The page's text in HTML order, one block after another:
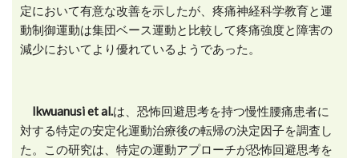
定において有意な改善を示したが、疼痛神経科学教育と運
動制御運動は集団ベース運動と比較して疼痛強度と障害の
減少においてより優れているようであった。
Ikwuanusi et al.は、恐怖回避思考を持つ慢性腰痛患者に
対する特定の安定化運動治療後の転帰の決定因子を調査し
た。この研究は、特定の運動アプローチが恐怖回避思考を